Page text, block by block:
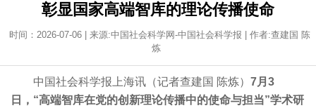
彰显国家高端智库的理论传播使命
时间：2026-07-06 | 来源:中国社会科学网-中国社会科学报 | 作者:查建国 陈
炼
中国社会科学报上海讯（记者查建国 陈炼） 7月3
日，“高端智库在党的创新理论传播中的使命与担当”学术研